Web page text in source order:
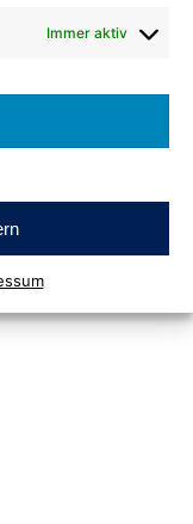
Immer aktiv